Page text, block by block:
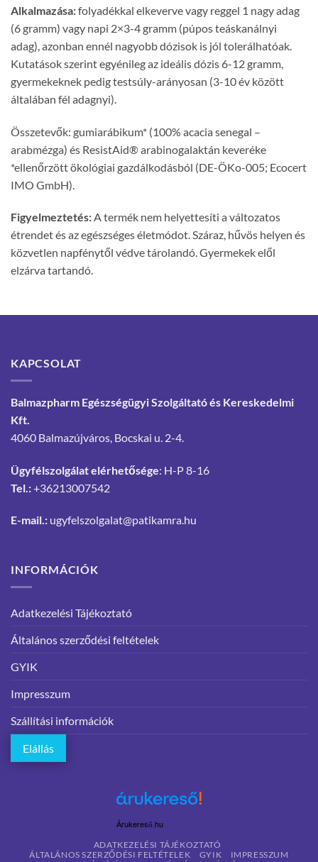
Alkalmazása:folyadékkal elkeverve vagy reggel 1 nagy adag
(6 gramm) vagy napi 2×3-4 gramm (púpos teáskanálnyi
adag), azonban ennél nagyobb dózisok is jól tolerálhatóak.
Kutatások szerint egyénileg az ideális dózis 6-12 gramm,
gyermekeknek pedig testsúly-arányosan (3-10 év között
általában fél adagnyi).
Összetevők: gumiarábikum* (100% acacia senegal –
arabmézga) és ResistAid® arabinogalaktán keveréke
*ellenőrzött ökológiai gazdálkodásból (DE-ÖKo-005; Ecocert
IMO GmbH).
Figyelmeztetés:A termék nem helyettesíti a változatos
étrendet és az egészséges életmódot. Száraz, hűvös helyen és
közvetlen napfénytől védve tárolandó. Gyermekek elől
elzárva tartandó.
KAPCSOLAT
Balmazpharm Egészségügyi Szolgáltató és Kereskedelmi
Kft.
4060 Balmazújváros, Bocskai u. 2-4.
Ügyfélszolgálat elérhetősége: H-P 8-16
Tel.:+36213007542
E-mail.: ugyfelszolgalat@patikamra.hu
INFORMÁCIÓK
Adatkezelési Tájékoztató
Általános szerződési feltételek
GYIK
Impresszum
Szállítási információk
Elállás
Árukereső.hu
ADATKEZELÉSI TÁJÉKOZTATÓ
ÁLTALÁNOS SZERZŐDÉSI FELTÉTELEK
GYIK
IMPRESSZUM